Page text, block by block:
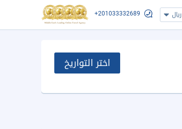
ريال +201033332689
اختر التواريخ